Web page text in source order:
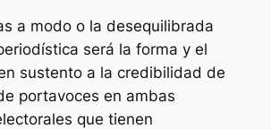
a modo o la desequilibrada
será la forma y el
sustento a la credibilidad de
portavoces en ambas
que tienen